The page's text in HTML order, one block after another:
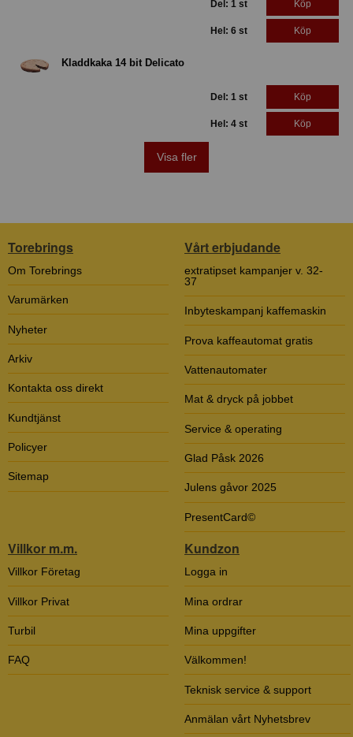
Del: 1 st Köp
Hel: 6 st Köp
Kladdkaka 14 bit Delicato
Del: 1 st Köp
Hel: 4 st Köp
Visa fler
Torebrings
Om Torebrings
Varumärken
Nyheter
Arkiv
Kontakta oss direkt
Kundtjänst
Policyer
Sitemap
Vårt erbjudande
extratipset kampanjer v. 32-
37
Inbyteskampanj kaffemaskin
Prova kaffeautomat gratis
Vattenautomater
Mat & dryck på jobbet
Service & operating
Glad Påsk 2026
Julens gåvor 2025
PresentCard©
Villkor m.m.
Villkor Företag
Villkor Privat
Turbil
FAQ
Kundzon
Logga in
Mina ordrar
Mina uppgifter
Välkommen!
Teknisk service & support
Anmälan vårt Nyhetsbrev